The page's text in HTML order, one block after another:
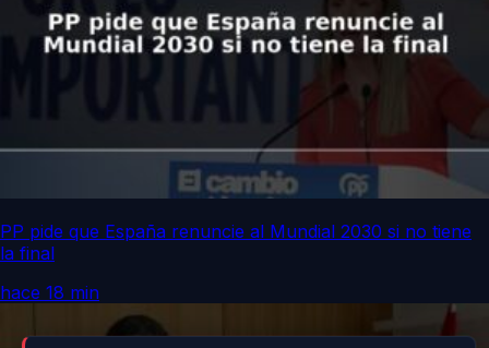
PP pide que España renuncie al Mundial 2030 si no tiene
la final
hace 18 min